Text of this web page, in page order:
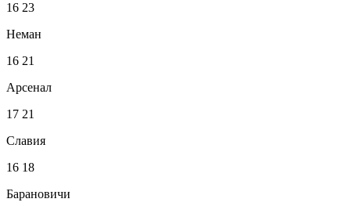
16 23
Неман
16 21
Арсенал
17 21
Славия
16 18
Барановичи